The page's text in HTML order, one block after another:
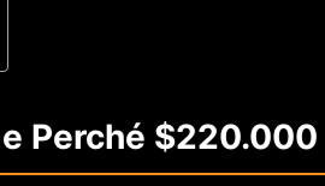
Perché $220.000